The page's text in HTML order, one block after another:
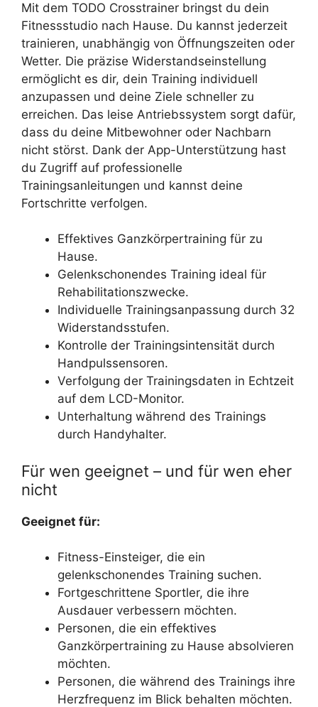
Mit dem TODO Crosstrainer bringst du dein
Fitnessstudio nach Hause. Du kannst jederzeit
trainieren, unabhängig von Öffnungszeiten oder
Wetter. Die präzise Widerstandseinstellung
ermöglicht es dir, dein Training individuell
anzupassen und deine Ziele schneller zu
erreichen. Das leise Antriebssystem sorgt dafür,
dass du deine Mitbewohner oder Nachbarn
nicht störst. Dank der App-Unterstützung hast
du Zugriff auf professionelle
Trainingsanleitungen und kannst deine
Fortschritte verfolgen.
Effektives Ganzkörpertraining für zu
Hause.
Gelenkschonendes Training ideal für
Rehabilitationszwecke.
Individuelle Trainingsanpassung durch 32
Widerstandsstufen.
Kontrolle der Trainingsintensität durch
Handpulssensoren.
Verfolgung der Trainingsdaten in Echtzeit
auf dem LCD-Monitor.
Unterhaltung während des Trainings
durch Handyhalter.
Für wen geeignet – und für wen eher
nicht
Geeignet für:
Fitness-Einsteiger, die ein
gelenkschonendes Training suchen.
Fortgeschrittene Sportler, die ihre
Ausdauer verbessern möchten.
Personen, die ein effektives
Ganzkörpertraining zu Hause absolvieren
möchten.
Personen, die während des Trainings ihre
Herzfrequenz im Blick behalten möchten.